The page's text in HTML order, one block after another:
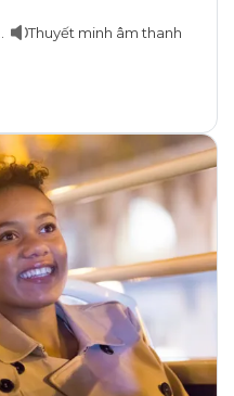
Thuyết minh âm thanh